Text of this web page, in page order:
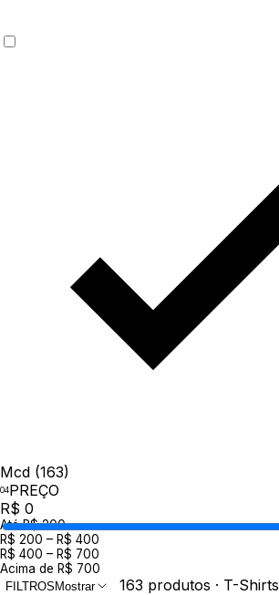
Mcd (163)
PREÇO
R$ 0
Até R$ 200
R$ 200 – R$ 400
R$ 400 – R$ 700
Acima de R$ 700
FILTROS Mostrar 163 produtos · T-Shirts